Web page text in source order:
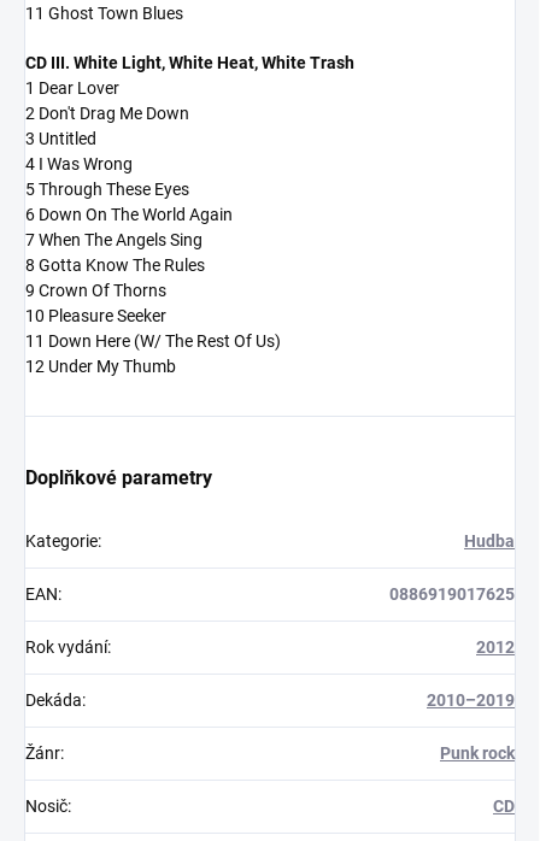
11 Ghost Town Blues
CD III. White Light, White Heat, White Trash
1 Dear Lover
2 Don't Drag Me Down
3 Untitled
4 I Was Wrong
5 Through These Eyes
6 Down On The World Again
7 When The Angels Sing
8 Gotta Know The Rules
9 Crown Of Thorns
10 Pleasure Seeker
11 Down Here (W/ The Rest Of Us)
12 Under My Thumb
Doplňkové parametry
Kategorie: Hudba
EAN: 0886919017625
Rok vydání: 2012
Dekáda: 2010–2019
Žánr: Punk rock
Nosič: CD